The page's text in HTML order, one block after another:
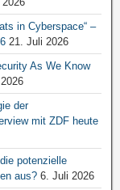
in Cyberspace“ –
21. Juli 2026
As We Know
der
mit ZDF heute
potenzielle
aus? 6. Juli 2026